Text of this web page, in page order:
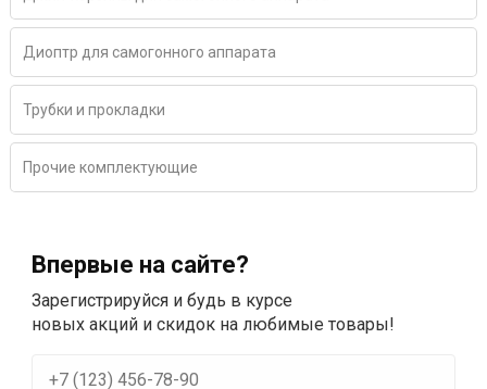
Диоптр для самогонного аппарата
Трубки и прокладки
Прочие комплектующие
Впервые на сайте?
Зарегистрируйся и будь в курсе
новых акций и скидок на любимые товары!